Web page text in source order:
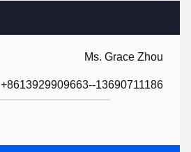
Ms. Grace Zhou
+8613929909663--13690711186